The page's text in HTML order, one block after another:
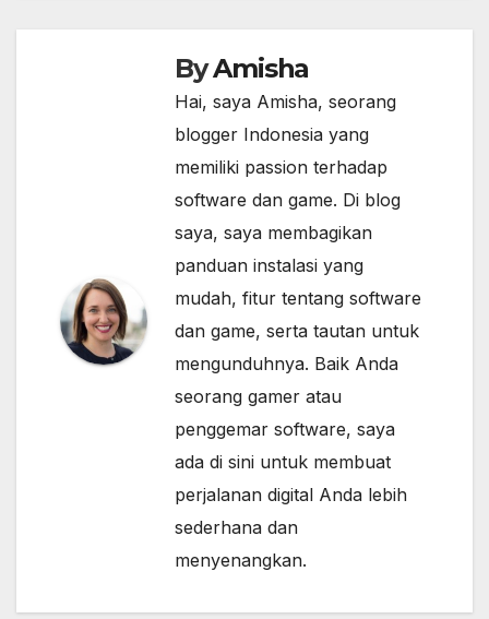
ByAmisha
Hai, saya Amisha, seorang
blogger Indonesia yang
memiliki passion terhadap
software dan game. Di blog
saya, saya membagikan
panduan instalasi yang
mudah, fitur tentang software
dan game, serta tautan untuk
mengunduhnya. Baik Anda
seorang gamer atau
penggemar software, saya
ada di sini untuk membuat
perjalanan digital Anda lebih
sederhana dan
menyenangkan.